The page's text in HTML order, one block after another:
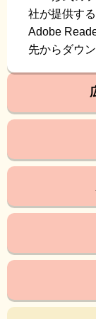
社が提供す
Adobe
先からダウ